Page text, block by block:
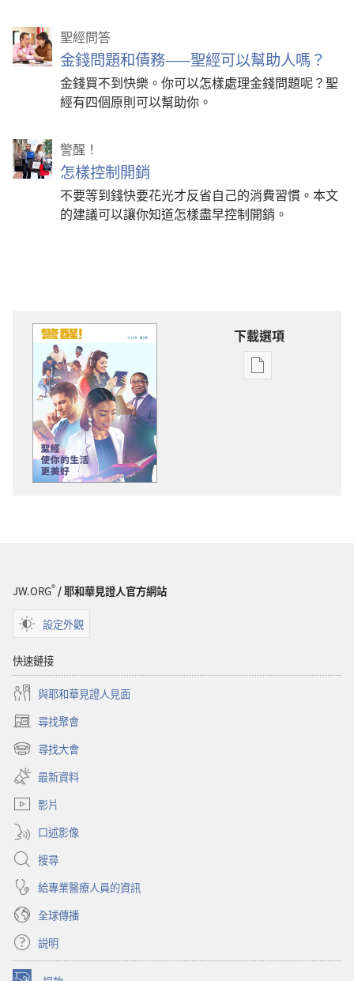
聖經問答
金錢問題和債務——聖經可以幫助人嗎？
金錢買不到快樂。你可以怎樣處理金錢問題呢？聖
經有四個原則可以幫助你。
警醒！
怎樣控制開銷
不要等到錢快要花光才反省自己的消費習慣。本文
的建議可以讓你知道怎樣盡早控制開銷。
下載選項
電
生
JW.ORG®/ 耶和華見證人官方網站
設定外觀
快速鏈接
與耶和華見證人見面
尋找聚會
（開
啟
新
視
窗）
尋找大會
（開
啟
新
視
最新資料
影片
口述影像
搜尋
給專業醫療人員的資訊
全球傳播
説明